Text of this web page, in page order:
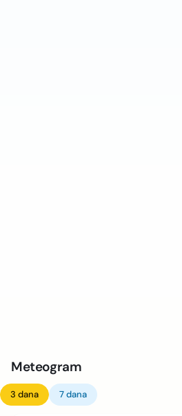
Meteogram
3 dana 7 dana